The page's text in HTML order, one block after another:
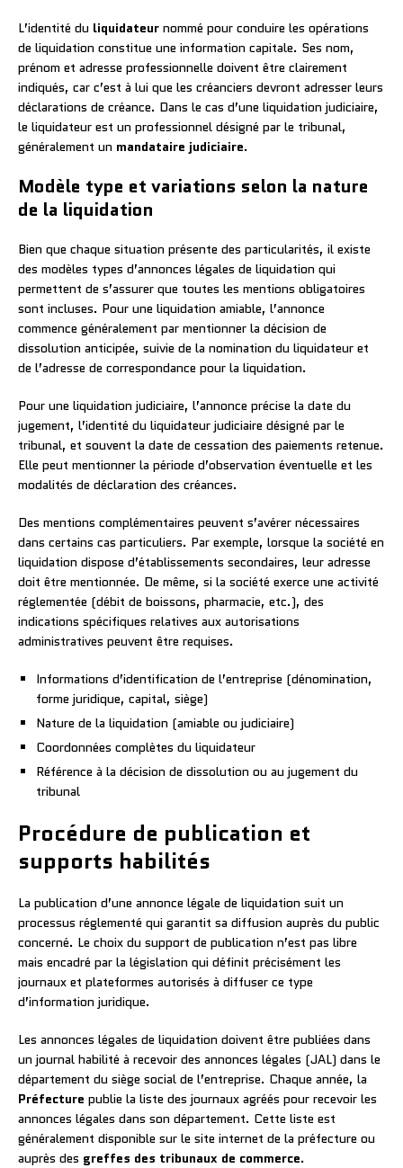
L’identité du liquidateur nommé pour conduire les opérations
de liquidation constitue une information capitale. Ses nom,
prénom et adresse professionnelle doivent être clairement
indiqués, car c’est à lui que les créanciers devront adresser leurs
déclarations de créance. Dans le cas d’une liquidation judiciaire,
le liquidateur est un professionnel désigné par le tribunal,
généralement un mandataire judiciaire.
Modèle type et variations selon la nature
de la liquidation
Bien que chaque situation présente des particularités, il existe
des modèles types d’annonces légales de liquidation qui
permettent de s’assurer que toutes les mentions obligatoires
sont incluses. Pour une liquidation amiable, l’annonce
commence généralement par mentionner la décision de
dissolution anticipée, suivie de la nomination du liquidateur et
de l’adresse de correspondance pour la liquidation.
Pour une liquidation judiciaire, l’annonce précise la date du
jugement, l’identité du liquidateur judiciaire désigné par le
tribunal, et souvent la date de cessation des paiements retenue.
Elle peut mentionner la période d’observation éventuelle et les
modalités de déclaration des créances.
Des mentions complémentaires peuvent s’avérer nécessaires
dans certains cas particuliers. Par exemple, lorsque la société en
liquidation dispose d’établissements secondaires, leur adresse
doit être mentionnée. De même, si la société exerce une activité
réglementée (débit de boissons, pharmacie, etc.), des
indications spécifiques relatives aux autorisations
administratives peuvent être requises.
Informations d’identification de l’entreprise (dénomination,
forme juridique, capital, siège)
Nature de la liquidation (amiable ou judiciaire)
Coordonnées complètes du liquidateur
Référence à la décision de dissolution ou au jugement du
tribunal
Procédure de publication et
supports habilités
La publication d’une annonce légale de liquidation suit un
processus réglementé qui garantit sa diffusion auprès du public
concerné. Le choix du support de publication n’est pas libre
mais encadré par la législation qui définit précisément les
journaux et plateformes autorisés à diffuser ce type
d’information juridique.
Les annonces légales de liquidation doivent être publiées dans
un journal habilité à recevoir des annonces légales (JAL) dans le
département du siège social de l’entreprise. Chaque année, la
Préfecture publie la liste des journaux agréés pour recevoir les
annonces légales dans son département. Cette liste est
généralement disponible sur le site internet de la préfecture ou
auprès des greffes des tribunaux de commerce.